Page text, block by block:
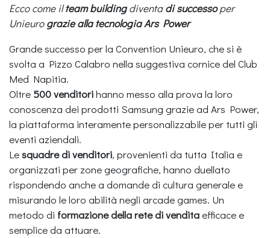
Ecco come ilteam buildingdiventadi successoper
Unieurograzie alla tecnologia Ars Power
Grande successo per la Convention Unieuro, che si è
svolta a Pizzo Calabro nella suggestiva cornice del Club
Med Napitia.
Oltre 500 venditorihanno messo alla prova la loro
conoscenza dei prodotti Samsung grazie ad Ars Power,
la piattaforma interamente personalizzabile per tutti gli
eventi aziendali.
Lesquadre di venditori, provenienti da tutta Italia e
organizzati per zone geografiche, hanno duellato
rispondendo anche a domande di cultura generale e
misurando le loro abilità negli arcade games. Un
metodo di formazione della rete di venditaefficace e
semplice da attuare.